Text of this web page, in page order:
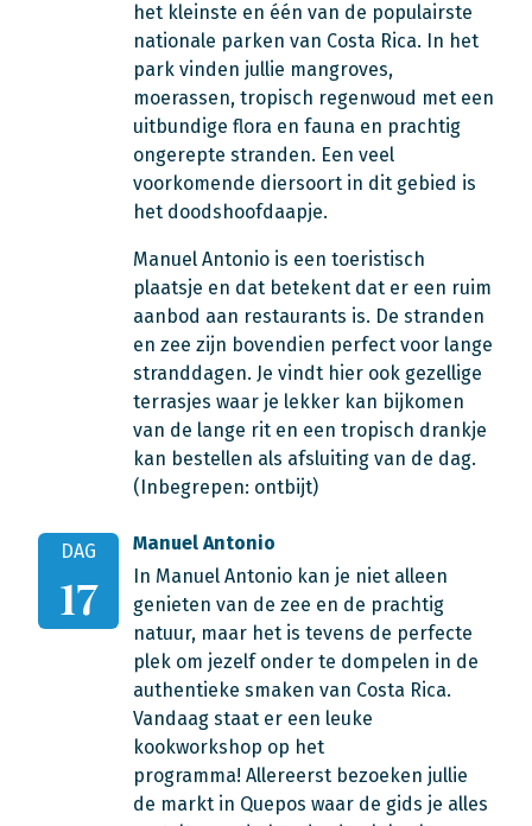
het kleinste en één van de populairste
nationale parken van Costa Rica. In het
park vinden jullie mangroves,
moerassen, tropisch regenwoud met een
uitbundige flora en fauna en prachtig
ongerepte stranden. Een veel
voorkomende diersoort in dit gebied is
het doodshoofdaapje.
Manuel Antonio is een toeristisch
plaatsje en dat betekent dat er een ruim
aanbod aan restaurants is. De stranden
en zee zijn bovendien perfect voor lange
stranddagen. Je vindt hier ook gezellige
terrasjes waar je lekker kan bijkomen
van de lange rit en een tropisch drankje
kan bestellen als afsluiting van de dag.
(Inbegrepen: ontbijt)
DAG
17
Manuel Antonio
In Manuel Antonio kan je niet alleen
genieten van de zee en de prachtig
natuur, maar het is tevens de perfecte
plek om jezelf onder te dompelen in de
authentieke smaken van Costa Rica.
Vandaag staat er een leuke
kookworkshop op het
programma! Allereerst bezoeken jullie
de markt in Quepos waar de gids je alles